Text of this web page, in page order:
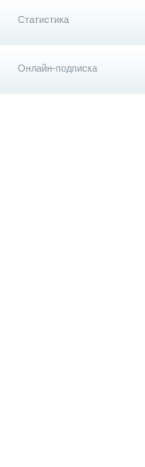
Статистика
Онлайн-подписка